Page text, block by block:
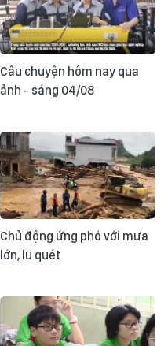
Câu chuyện hôm nay qua
ảnh - sáng 04/08
Chủ động ứng phó với mưa
lớn, lũ quét